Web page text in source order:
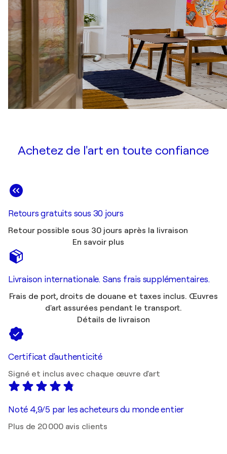
Achetez de l'art en toute confiance
Retours gratuits sous 30 jours
Retour possible sous 30 jours après la livraison
En savoir plus
Livraison internationale. Sans frais supplémentaires.
Frais de port, droits de douane et taxes inclus. Œuvres
d'art assurées pendant le transport.
Détails de livraison
Certificat d'authenticité
Signé et inclus avec chaque œuvre d'art
Noté 4,9/5 par les acheteurs du monde entier
Plus de 20 000 avis clients